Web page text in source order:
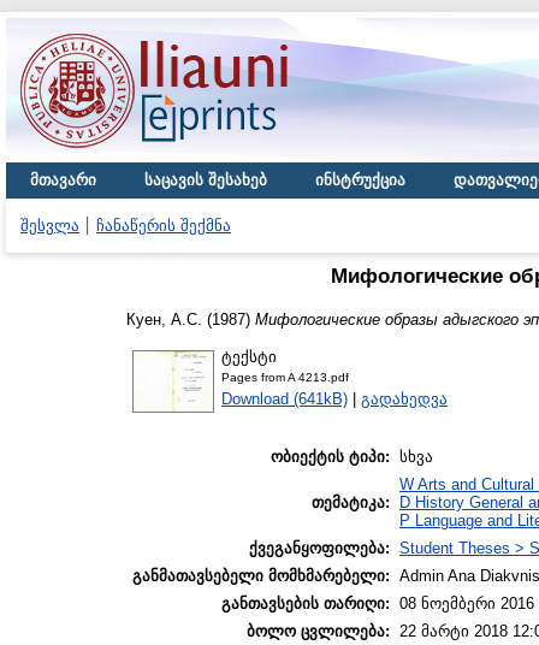
მთავარი საცავის შესახებ ინსტრუქცია
შესვლა ჩანაწერის შექმნა
Мифологические
Куен, А.С. (1987) Мифологические образы адыгского
ტექსტი
Pages from A 4213.pdf
Download (641kB) | გადახედვა
ობიექტის ტიპი: სხვა
თემატიკა:
W Arts and
D History General
P Language and
ქვეგანყოფილება: Student Theses >
განმათავსებელი მომხმარებელი: Admin Ana
განთავსების თარიღი: 08 ნოემბერი 2016
ბოლო ცვლილება: 22 მარტი 2018